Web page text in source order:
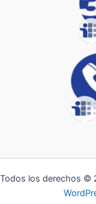
Todos los derechos ©